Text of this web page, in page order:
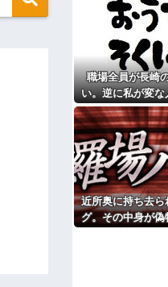
んわ！二袋作ったろ！」→結
て1発目に回したらコレw」←こ
言うのでいいんだよが目一杯
ｗｗｗｗｗｗｗｗｗｗｗｗｗ
なる？→既婚男女の約7割がま
）、流石にアレすぎて賛否両論
よ」→どうぶつの森を開いた瞬
ギュアがヤバすぎるｗｗｗｗｗ
職場全員が長崎
い。逆に私が変
一般常識だと
近所奥に持ち去
グ。その中身が